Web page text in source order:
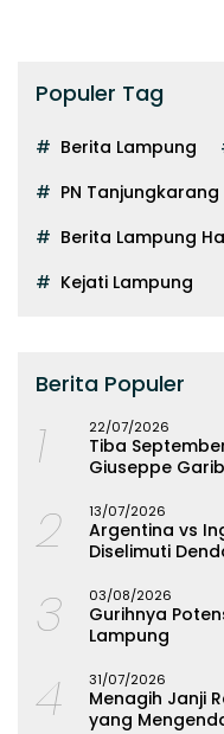
Populer Tag
Berita Lampung
PN Tanjungkarang
Berita Lampung
Kejati Lampung
Berita Populer
1 22/07/2026
Tiba
Giuseppe
2 13/07/2026
Argentina vs
Diselimuti
3 03/08/2026
Gurihnya
Lampung
4 31/07/2026
Menagih Janji
yang